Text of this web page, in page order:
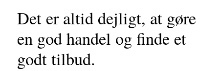
Det er altid dejligt, at gøre
en god handel og finde et
godt tilbud.